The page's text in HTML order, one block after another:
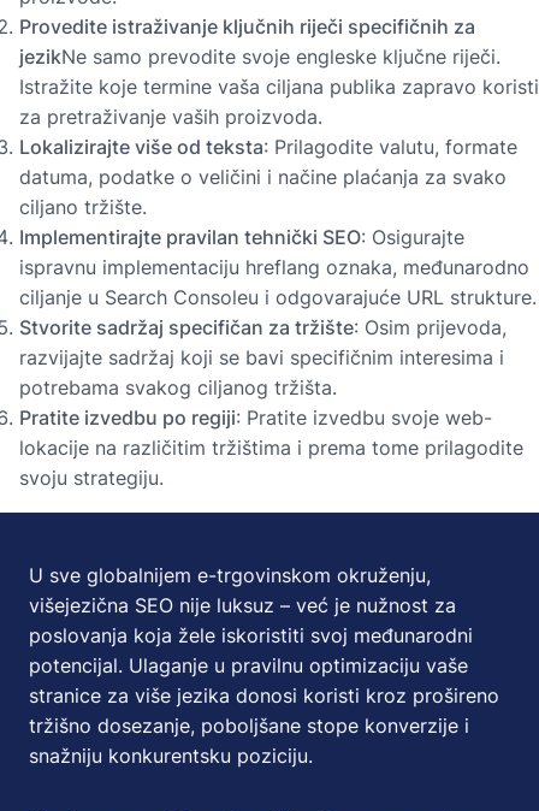
Provedite istraživanje ključnih riječi specifičnih za
jezikNe samo prevodite svoje engleske ključne riječi.
Istražite koje termine vaša ciljana publika zapravo koristi
za pretraživanje vaših proizvoda.
Lokalizirajte više od teksta: Prilagodite valutu, formate
datuma, podatke o veličini i načine plaćanja za svako
ciljano tržište.
Implementirajte pravilan tehnički SEO: Osigurajte
ispravnu implementaciju hreflang oznaka, međunarodno
ciljanje u Search Consoleu i odgovarajuće URL strukture.
Stvorite sadržaj specifičan za tržište: Osim prijevoda,
razvijajte sadržaj koji se bavi specifičnim interesima i
potrebama svakog ciljanog tržišta.
Pratite izvedbu po regiji: Pratite izvedbu svoje web-
lokacije na različitim tržištima i prema tome prilagodite
svoju strategiju.
U sve globalnijem e-trgovinskom okruženju,
višejezična SEO nije luksuz – već je nužnost za
poslovanja koja žele iskoristiti svoj međunarodni
potencijal. Ulaganje u pravilnu optimizaciju vaše
stranice za više jezika donosi koristi kroz prošireno
tržišno dosezanje, poboljšane stope konverzije i
snažniju konkurentsku poziciju.